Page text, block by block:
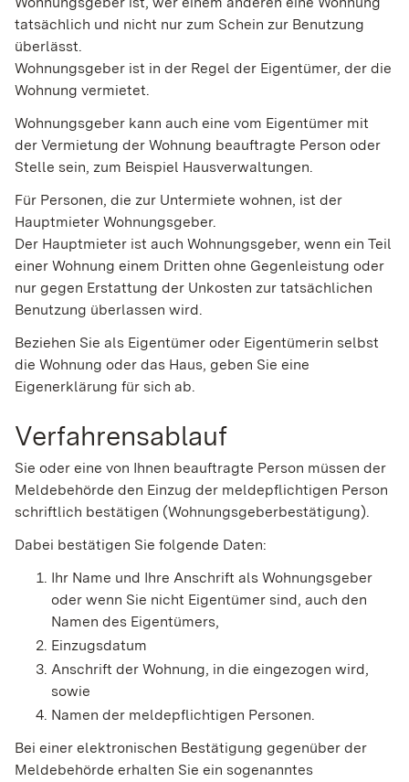
tatsächlich und nicht nur zum Schein zur Benutzung
überlässt.
Wohnungsgeber ist in der Regel der Eigentümer, der die
Wohnung vermietet.
Wohnungsgeber kann auch eine vom Eigentümer mit
der Vermietung der Wohnung beauftragte Person oder
Stelle sein, zum Beispiel Hausverwaltungen.
Für Personen, die zur Untermiete wohnen, ist der
Hauptmieter Wohnungsgeber.
Der Hauptmieter ist auch Wohnungsgeber, wenn ein Teil
einer Wohnung einem Dritten ohne Gegenleistung oder
nur gegen Erstattung der Unkosten zur tatsächlichen
Benutzung überlassen wird.
Beziehen Sie als Eigentümer oder Eigentümerin selbst
die Wohnung oder das Haus, geben Sie eine
Eigenerklärung für sich ab.
Verfahrensablauf
Sie oder eine von Ihnen beauftragte Person müssen der
Meldebehörde den Einzug der meldepflichtigen Person
schriftlich bestätigen (Wohnungsgeberbestätigung).
Dabei bestätigen Sie folgende Daten:
Ihr Name und Ihre Anschrift als Wohnungsgeber
oder wenn Sie nicht Eigentümer sind, auch den
Namen des Eigentümers,
Einzugsdatum
Anschrift der Wohnung, in die eingezogen wird,
sowie
Namen der meldepflichtigen Personen.
Bei einer elektronischen Bestätigung gegenüber der
Meldebehörde erhalten Sie ein sogenanntes